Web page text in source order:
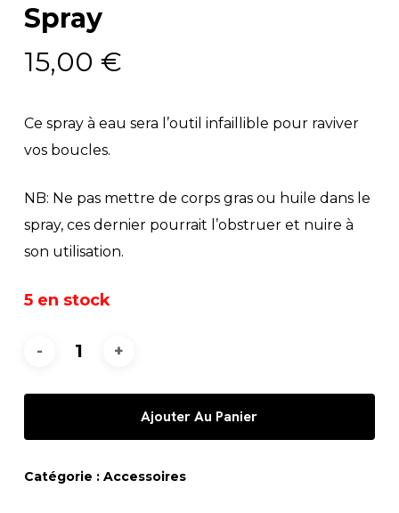
Spray
15,00 €
Ce spray à eau sera l’outil infaillible pour raviver
vos boucles.
NB: Ne pas mettre de corps gras ou huile dans le
spray, ces dernier pourrait l’obstruer et nuire à
son utilisation.
5 en stock
Ajouter Au Panier
Catégorie : Accessoires